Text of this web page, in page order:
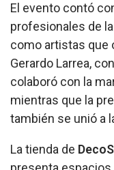
El evento contó
profesionales de
como artistas que
Gerardo Larrea,
colaboró con la
mientras que la
también se unió a
La tienda de